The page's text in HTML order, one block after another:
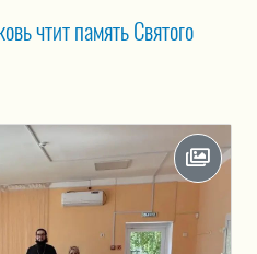
чтит память Святого